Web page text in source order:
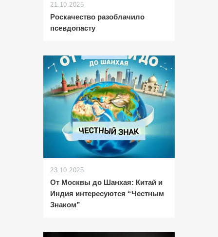
21.10.2025
Роскачество разоблачило
псевдопасту
23.10.2025
От Москвы до Шанхая: Китай и
Индия интересуются “Честным
Знаком”